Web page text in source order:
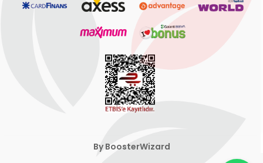
By BoosterWizard